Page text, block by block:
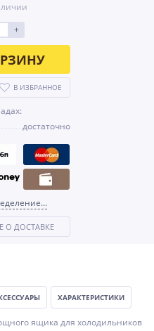
+
В ИЗБРАННОЕ
достаточно
О ДОСТАВКЕ
ХАРАКТЕРИСТИКИ
ящика для холодильников